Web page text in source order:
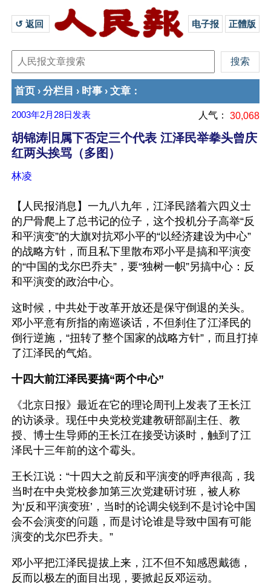
↺ 返回 电子报 正體版
首页 › 分栏目 › 时事 › 文章 ：
2003年2月28日 发表 人气： 30,068
胡锦涛旧属下否定三个代表 江泽民举拳头曾庆
红两头挨骂（多图）
林凌
【人民报消息】一九八九年，江泽民踏着六四义士
的尸骨爬上了总书记的位子，这个投机分子高举“反
和平演变”的大旗对抗邓小平的“以经济建设为中心”
的战略方针，而且私下里散布邓小平是搞和平演变
的“中国的戈尔巴乔夫”，要“独树一帜”另搞中心：反
和平演变的政治中心。
这时候，中共处于改革开放还是保守倒退的关头。
邓小平意有所指的南巡谈话，不但刹住了江泽民的
倒行逆施，“扭转了整个国家的战略方针”，而且打掉
了江泽民的气焰。
十四大前江泽民要搞“两个中心”
《北京日报》最近在它的理论周刊上发表了王长江
的访谈录。现任中央党校党建教研部副主任、教
授、博士生导师的王长江在接受访谈时，触到了江
泽民十三年前的这个霉头。
王长江说：“十四大之前反和平演变的呼声很高，我
当时在中央党校参加第三次党建研讨班，被人称
为‘反和平演变班’，当时的论调尖锐到不是讨论中国
会不会演变的问题，而是讨论谁是导致中国有可能
演变的戈尔巴乔夫。”
邓小平把江泽民提拔上来，江不但不知感恩戴德，
反而以极左的面目出现，要掀起反邓运动。